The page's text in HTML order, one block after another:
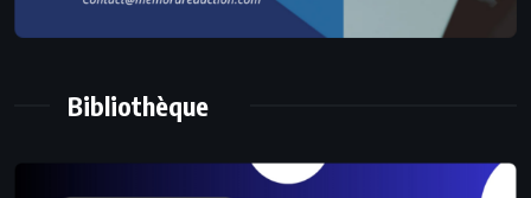
Bibliothèque